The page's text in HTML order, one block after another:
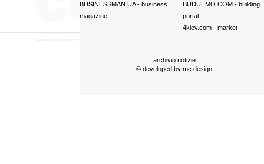
BUSINESSMAN.UA- business
magazine
BUDUEMO.COM- building
portal
4kiev.com- market
archivio notizie
© developed by mc design